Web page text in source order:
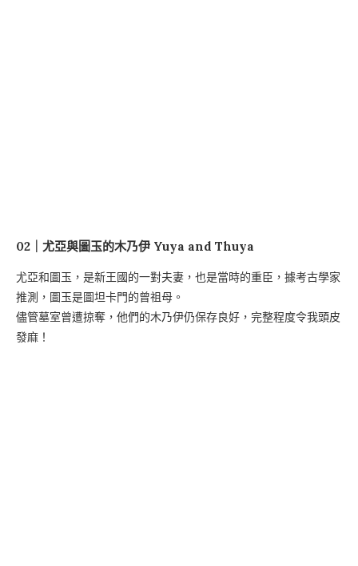
02｜尤亞與圖玉的木乃伊 Yuya and Thuya
尤亞和圖玉，是新王國的一對夫妻，也是當時的重臣，據考古學家
推測，圖玉是圖坦卡門的曾祖母。
儘管墓室曾遭掠奪，他們的木乃伊仍保存良好，完整程度令我頭皮
發麻！